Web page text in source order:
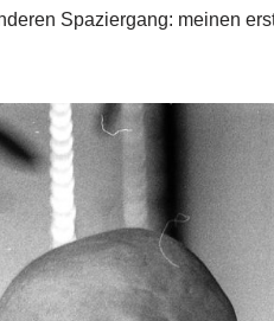
Spaziergang: meinen